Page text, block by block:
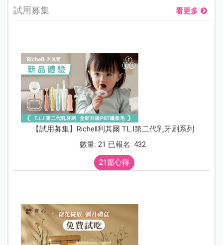
試用募集 看更多
【試用募集】Richell利其爾 T.L.I第二代乳牙刷系列
數量: 21 已報名: 432
21篇心得